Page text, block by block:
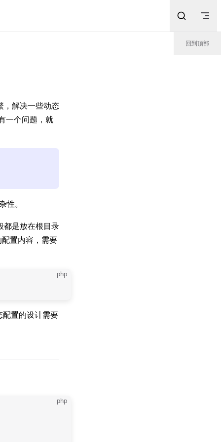
回到顶部
，解决一些动态
一个问题，就
。
都是放在根目录
置内容，需要
php
置的设计需要
php